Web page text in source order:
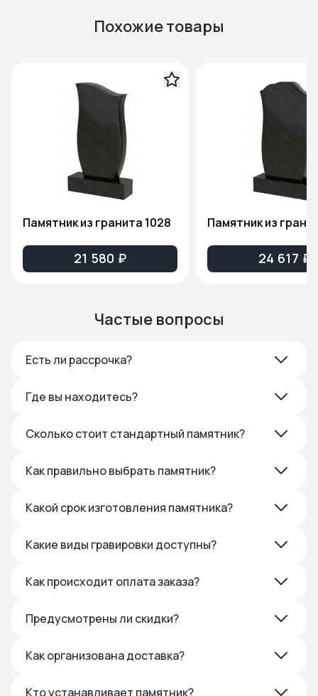
Похожие товары
Памятник из гранита 1028
21 580 ₽
Памятник из
24 617 ₽
Частые вопросы
Есть ли рассрочка?
Где вы находитесь?
Сколько стоит стандартный памятник?
Как правильно выбрать памятник?
Какой срок изготовления памятника?
Какие виды гравировки доступны?
Как происходит оплата заказа?
Предусмотрены ли скидки?
Как организована доставка?
Кто устанавливает памятник?